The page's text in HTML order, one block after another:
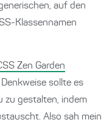
auf den
Klassennamen
Zen Garden
sollte es
zu gestalten, indem
Also sah mein